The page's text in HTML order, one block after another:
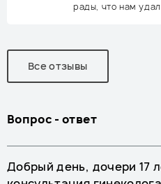
рады, что нам
Все отзывы
Вопрос - ответ
Добрый день, дочери 17